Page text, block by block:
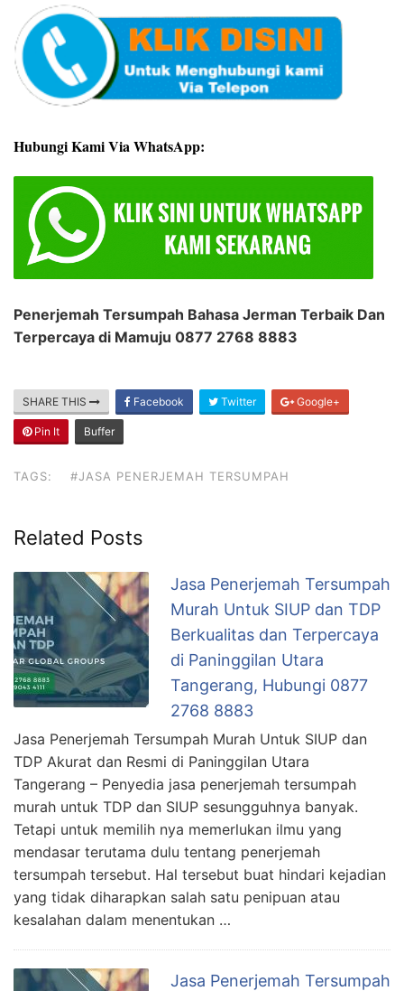
Hubungi Kami Via WhatsApp:
Penerjemah Tersumpah Bahasa Jerman Terbaik Dan
Terpercaya di Mamuju 0877 2768 8883
SHARE THIS Facebook Twitter Google+
Pin It Buffer
TAGS: #JASA PENERJEMAH TERSUMPAH
Related Posts
Jasa Penerjemah Tersumpah
Murah Untuk SIUP dan TDP
Berkualitas dan Terpercaya
di Paninggilan Utara
Tangerang, Hubungi 0877
2768 8883
Jasa Penerjemah Tersumpah Murah Untuk SIUP dan
TDP Akurat dan Resmi di Paninggilan Utara
Tangerang – Penyedia jasa penerjemah tersumpah
murah untuk TDP dan SIUP sesungguhnya banyak.
Tetapi untuk memilih nya memerlukan ilmu yang
mendasar terutama dulu tentang penerjemah
tersumpah tersebut. Hal tersebut buat hindari kejadian
yang tidak diharapkan salah satu penipuan atau
kesalahan dalam menentukan …
Jasa Penerjemah Tersumpah